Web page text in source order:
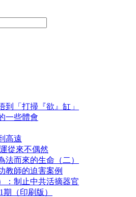
到「打掃『欲』缸」
一些體會
高遠
從來不偶然
法而來的生命（二）
教師的迫害案例
：制止中共活摘器官
期（印刷版）